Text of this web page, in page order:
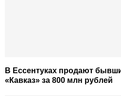
В Ессентуках продают
«Кавказ» за 800 млн рублей